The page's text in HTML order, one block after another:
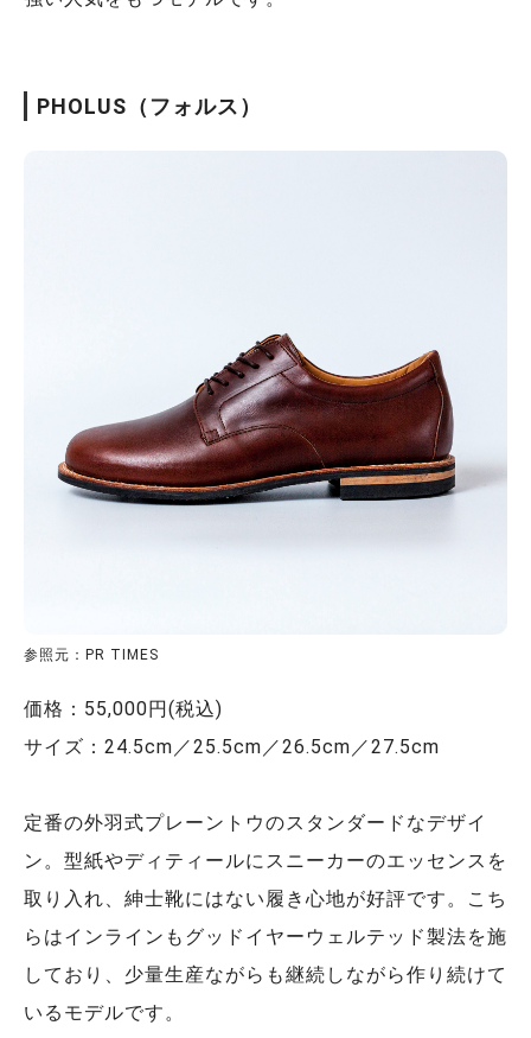
PHOLUS（フォルス）
参照元：PR TIMES
価格：55,000円(税込)
サイズ：24.5cm／25.5cm／26.5cm／27.5cm
定番の外羽式プレーントウのスタンダードなデザイ
ン。型紙やディティールにスニーカーのエッセンスを
取り入れ、紳士靴にはない履き心地が好評です。こち
らはインラインもグッドイヤーウェルテッド製法を施
しており、少量生産ながらも継続しながら作り続けて
いるモデルです。